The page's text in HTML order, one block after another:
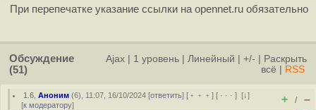
При перепечатке указание ссылки на opennet.ru обязательно
Обсуждение
(51)
Ajax 1 уровень Линейный +/-
Раскрыть
всё
RSS
1.6 ,Аноним (6), 11:07, 16/10/2024 [ответить] [ ﹢﹢﹢] [ · · ·][↓]
[к модератору] + / –